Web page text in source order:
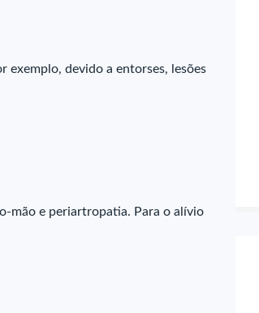
exemplo, devido a entorses, lesões
mão e periartropatia. Para o alívio